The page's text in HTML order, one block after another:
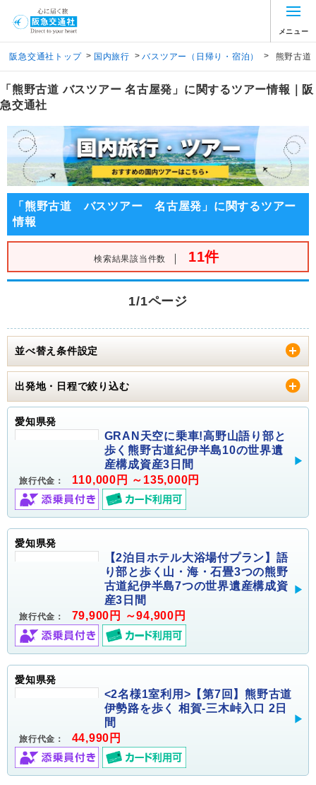
メニュー
阪急交通社トップ > 国内旅行 > バスツアー（日帰り・宿泊） > 熊野古
「熊野古道 バスツアー 名古屋発」に関するツアー情報｜阪
急交通社
「熊野古道 バスツアー 名古屋発」に関するツアー
情報
検索結果該当件数 ｜ 11件
1/1ページ
並べ替え条件設定
出発地・日程で絞り込む
愛知県発
GRAN天空に乗車!高野山語り部と
歩く熊野古道紀伊半島10の世界遺
産構成資産3日間
旅行代金： 110,000円 ～135,000円
愛知県発
【2泊目ホテル大浴場付プラン】語
り部と歩く山・海・石畳3つの熊野
古道紀伊半島7つの世界遺産構成資
産3日間
旅行代金： 79,900円 ～94,900円
愛知県発
<2名様1室利用>【第7回】熊野古道
伊勢路を歩く 相賀-三木峠入口 2日
間
旅行代金： 44,990円